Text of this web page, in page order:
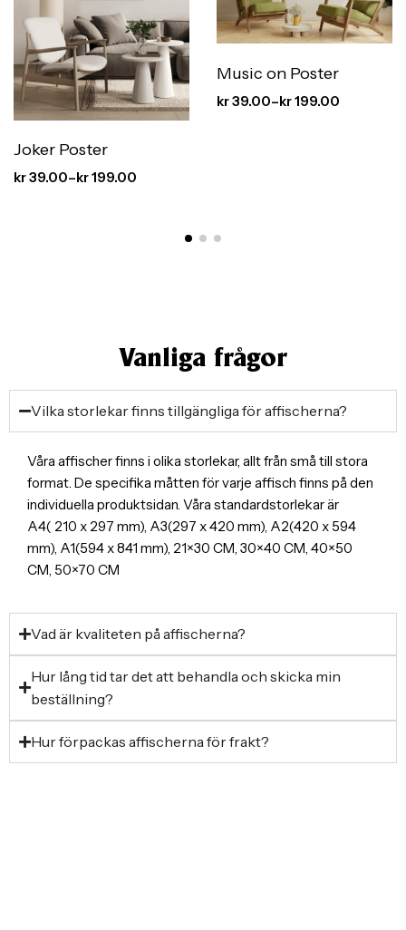
Joker Poster
kr39.00–kr199.00
Music on Poster
kr39.00–kr199.00
Vanliga frågor
Vilka storlekar finns tillgängliga för affischerna?
Våra affischer finns i olika storlekar, allt från små till stora
format. De specifika måtten för varje affisch finns på den
individuella produktsidan. Våra standardstorlekar är
A4( 210 x 297 mm), A3(297 x 420 mm), A2(420 x 594
mm), A1(594 x 841 mm), 21×30 CM, 30×40 CM, 40×50
CM, 50×70 CM
Vad är kvaliteten på affischerna?
Hur lång tid tar det att behandla och skicka min
beställning?
Hur förpackas affischerna för frakt?